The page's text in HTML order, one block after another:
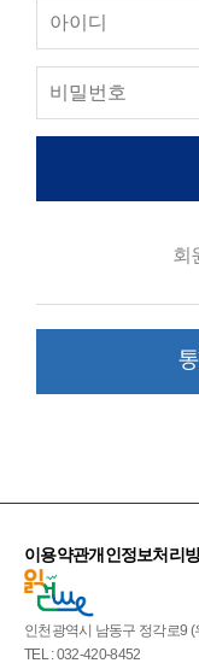
회
인천광역시 남동구 정각로9
TEL : 032-420-8452
이용약관개인정보처리